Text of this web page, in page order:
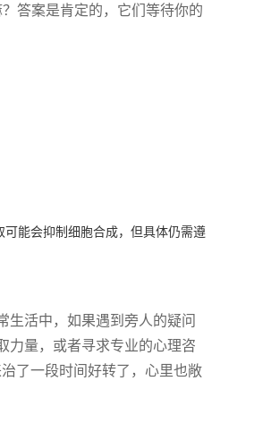
答案是肯定的，它们等待你的
能会抑制细胞合成，但具体仍需遵
活中，如果遇到旁人的疑问
力量，或者寻求专业的心理咨
了一段时间好转了，心里也敞